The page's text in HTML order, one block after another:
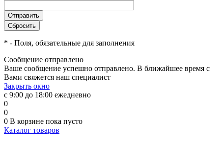
* - Поля, обязательные для заполнения
Сообщение отправлено
Ваше сообщение успешно отправлено. В ближайшее время с
Вами свяжется наш специалист
Закрыть окно
с 9:00 до 18:00 ежедневно
0
0
0 В корзине пока пусто
Каталог товаров